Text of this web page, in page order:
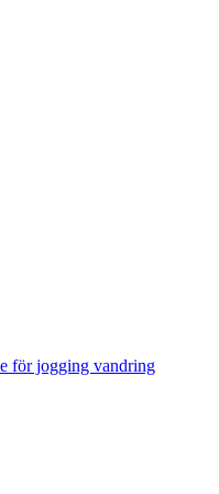
för jogging vandring